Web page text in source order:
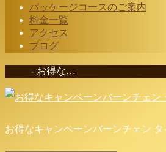
パッケージコースのご案内
料金一覧
アクセス
ブログ
- お得な…
お得なキャンペーンバーンチェン